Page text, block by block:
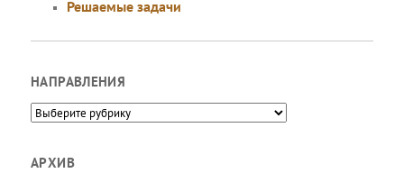
Решаемые задачи
НАПРАВЛЕНИЯ
Направления
АРХИВ